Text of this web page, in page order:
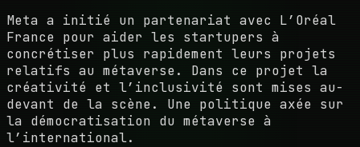
Meta a initié un partenariat avec L’Oréal
France pour aider les startupers à
concrétiser plus rapidement leurs projets
relatifs au métaverse. Dans ce projet la
créativité et l’inclusivité sont mises au-
devant de la scène. Une politique axée sur
la démocratisation du métaverse à
l’international.